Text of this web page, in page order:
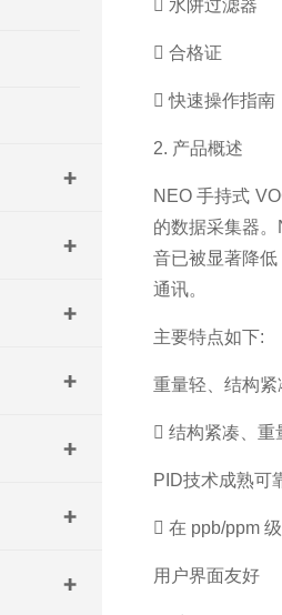
 水阱过滤器
 合格证
 快速操作指南
2. 产品概述
NEO 手持式
的数据采集器
音已被显著降
通讯。
主要特点如下:
重量轻、结构紧
 结构紧凑、重
PID技术成熟可
 在 ppb/ppm
用户界面友好